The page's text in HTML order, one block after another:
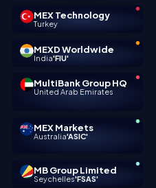
MEX Technology
Turkey
MEXD Worldwide
India'FIU'
MultiBank Group HQ
United Arab Emirates
MEX Markets
Australia'ASIC'
MB Group Limited
Seychelles'FSAS'